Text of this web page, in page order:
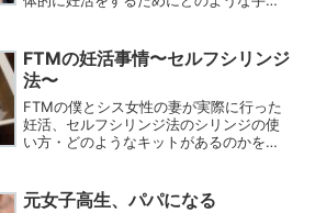
FTMの妊活事情〜セルフシリンジ
法〜
FTMの僕とシス女性の妻が実際に行った
妊活、セルフシリンジ法のシリンジの使
い方・どのようなキットがあるのかを紹
元女子高生、パパになる